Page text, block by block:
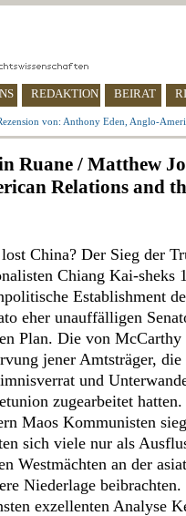
REDAKTION BEIRAT
von: Anthony Eden, Anglo-
Ruane / Matthew
Relations and
China? Der Sieg der
Chiang Kai-sheks
Establishment
eher unauffälligen
Plan. Die von
jener Amtsträger,
und
zugearbeitet
Maos Kommunisten
sich viele nur als
Westmächten an der
Niederlage
exzellenten Analyse